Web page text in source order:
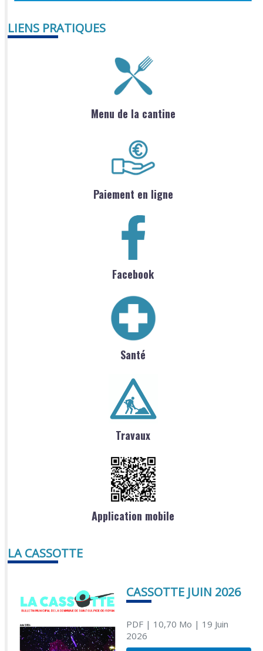
LIENS PRATIQUES
Menu de la cantine
Paiement en ligne
Facebook
Santé
Travaux
Application mobile
LA CASSOTTE
CASSOTTE JUIN 2026
PDF| 10,70 Mo | 19 Juin
2026